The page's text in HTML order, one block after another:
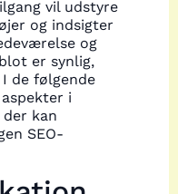
vil udstyre
og indsigter
og
er synlig,
de følgende
i
kan
SEO-